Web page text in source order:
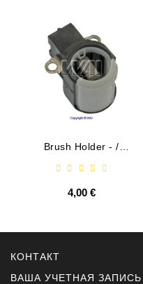
Brush Holder - /
4,00 €
КОНТАКТ
ВАША УЧЕТНАЯ ЗАПИСЬ